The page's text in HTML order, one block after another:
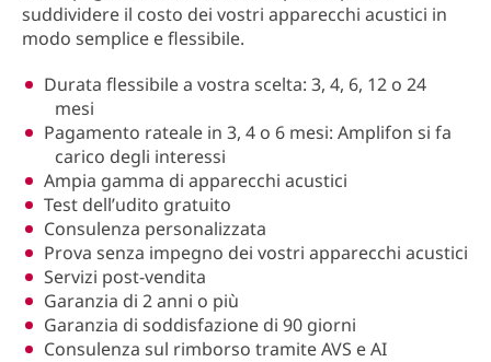
suddividere il costo dei vostri apparecchi acustici in
modo semplice e flessibile.
Durata flessibile a vostra scelta: 3, 4, 6, 12 o 24
mesi
Pagamento rateale in 3, 4 o 6 mesi: Amplifon si fa
carico degli interessi
Ampia gamma di apparecchi acustici
Test dell’udito gratuito
Consulenza personalizzata
Prova senza impegno dei vostri apparecchi acustici
Servizi post-vendita
Garanzia di 2 anni o più
Garanzia di soddisfazione di 90 giorni
Consulenza sul rimborso tramite AVS e AI